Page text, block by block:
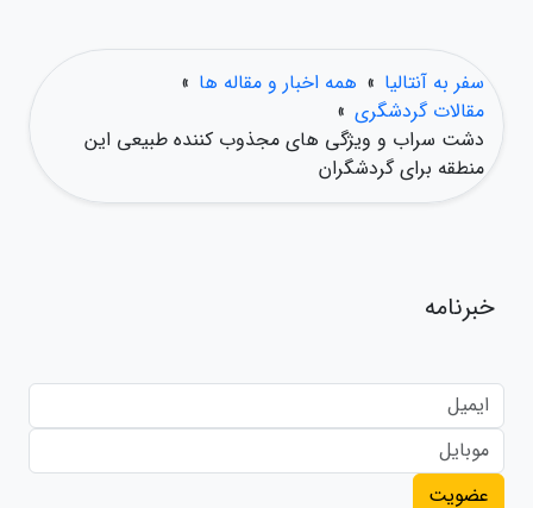
سفر به آنتالیا » همه اخبار و مقاله ها »
مقالات گردشگری »
دشت سراب و ویژگی های مجذوب کننده طبیعی این
منطقه برای گردشگران
خبرنامه
عضویت